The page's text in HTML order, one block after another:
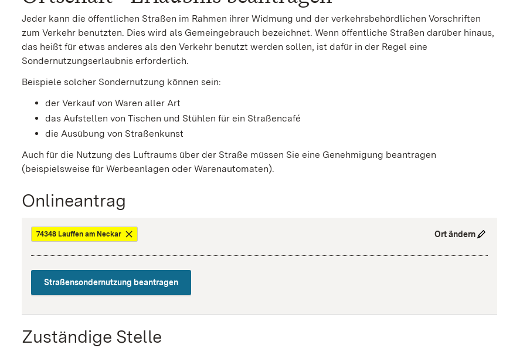
Jeder kann die öffentlichen Straßen im Rahmen ihrer Widmung und der verkehrsbehördlichen Vorschriften
zum Verkehr benutzten. Dies wird als Gemeingebrauch bezeichnet. Wenn öffentliche Straßen darüber hinaus,
das heißt für etwas anderes als den Verkehr benutzt werden sollen, ist dafür in der Regel eine
Sondernutzungserlaubnis erforderlich.
Beispiele solcher Sondernutzung können sein:
der Verkauf von Waren aller Art
das Aufstellen von Tischen und Stühlen für ein Straßencafé
die Ausübung von Straßenkunst
Auch für die Nutzung des Luftraums über der Straße müssen Sie eine Genehmigung beantragen
(beispielsweise für Werbeanlagen oder Warenautomaten).
Onlineantrag
74348 Lauffen am Neckar Ort ändern
Straßensondernutzung beantragen
Zuständige Stelle